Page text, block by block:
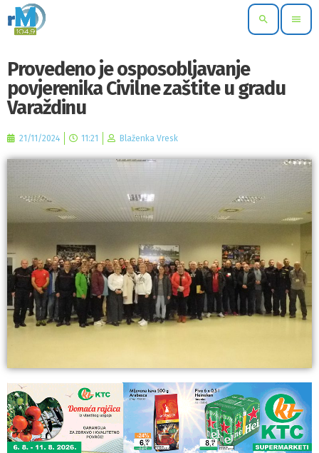
search menu
Provedeno je osposobljavanje
povjerenika Civilne zaštite u gradu
Varaždinu
21/11/2024 11:21 Blaženka Vresk